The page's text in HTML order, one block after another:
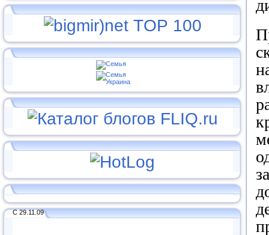
С 29.11.09